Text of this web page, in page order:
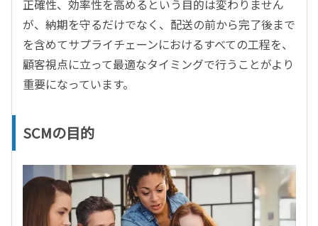
正確性、効率性を高めるという目的は変わりません
が、納期を守るだけでなく、配送の前から完了後まで
を含めてサプライチェーンにおけるすべての工程を、
顧客視点に立って最適なタイミングで行うことがより
重要になっています。
SCMの目的